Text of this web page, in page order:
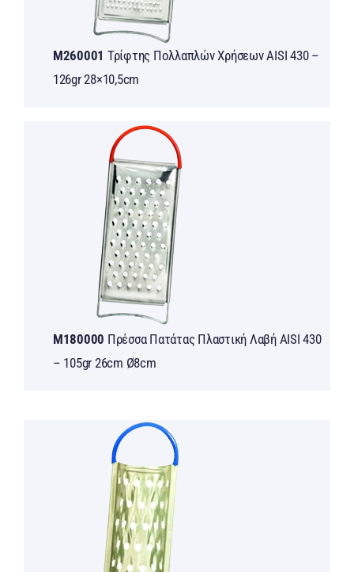
M260001 Τρίφτης Πολλαπλών Χρήσεων AISI 430 –
126gr 28×10,5cm
M180000 Πρέσσα Πατάτας Πλαστική Λαβή AISI 430
– 105gr 26cm Ø8cm